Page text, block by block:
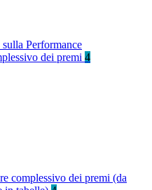
Performance
dei premi 4
complessivo dei premi (da